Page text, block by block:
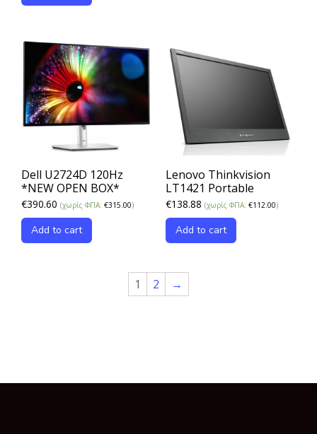
Dell U2724D 120Hz
*NEW OPEN BOX*
€390.60 (χωρίς ΦΠΑ: €315.00)
Add to cart
Lenovo Thinkvision
LT1421 Portable
€138.88 (χωρίς ΦΠΑ: €112.00)
Add to cart
1 2 →